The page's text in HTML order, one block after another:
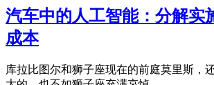
汽车中的人工智能：分解实
成本
库拉比图尔和狮子座现在的前庭莫里斯，